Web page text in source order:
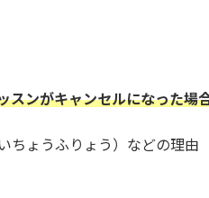
スンがキャンセルになった場
ょうふりょう）などの理由